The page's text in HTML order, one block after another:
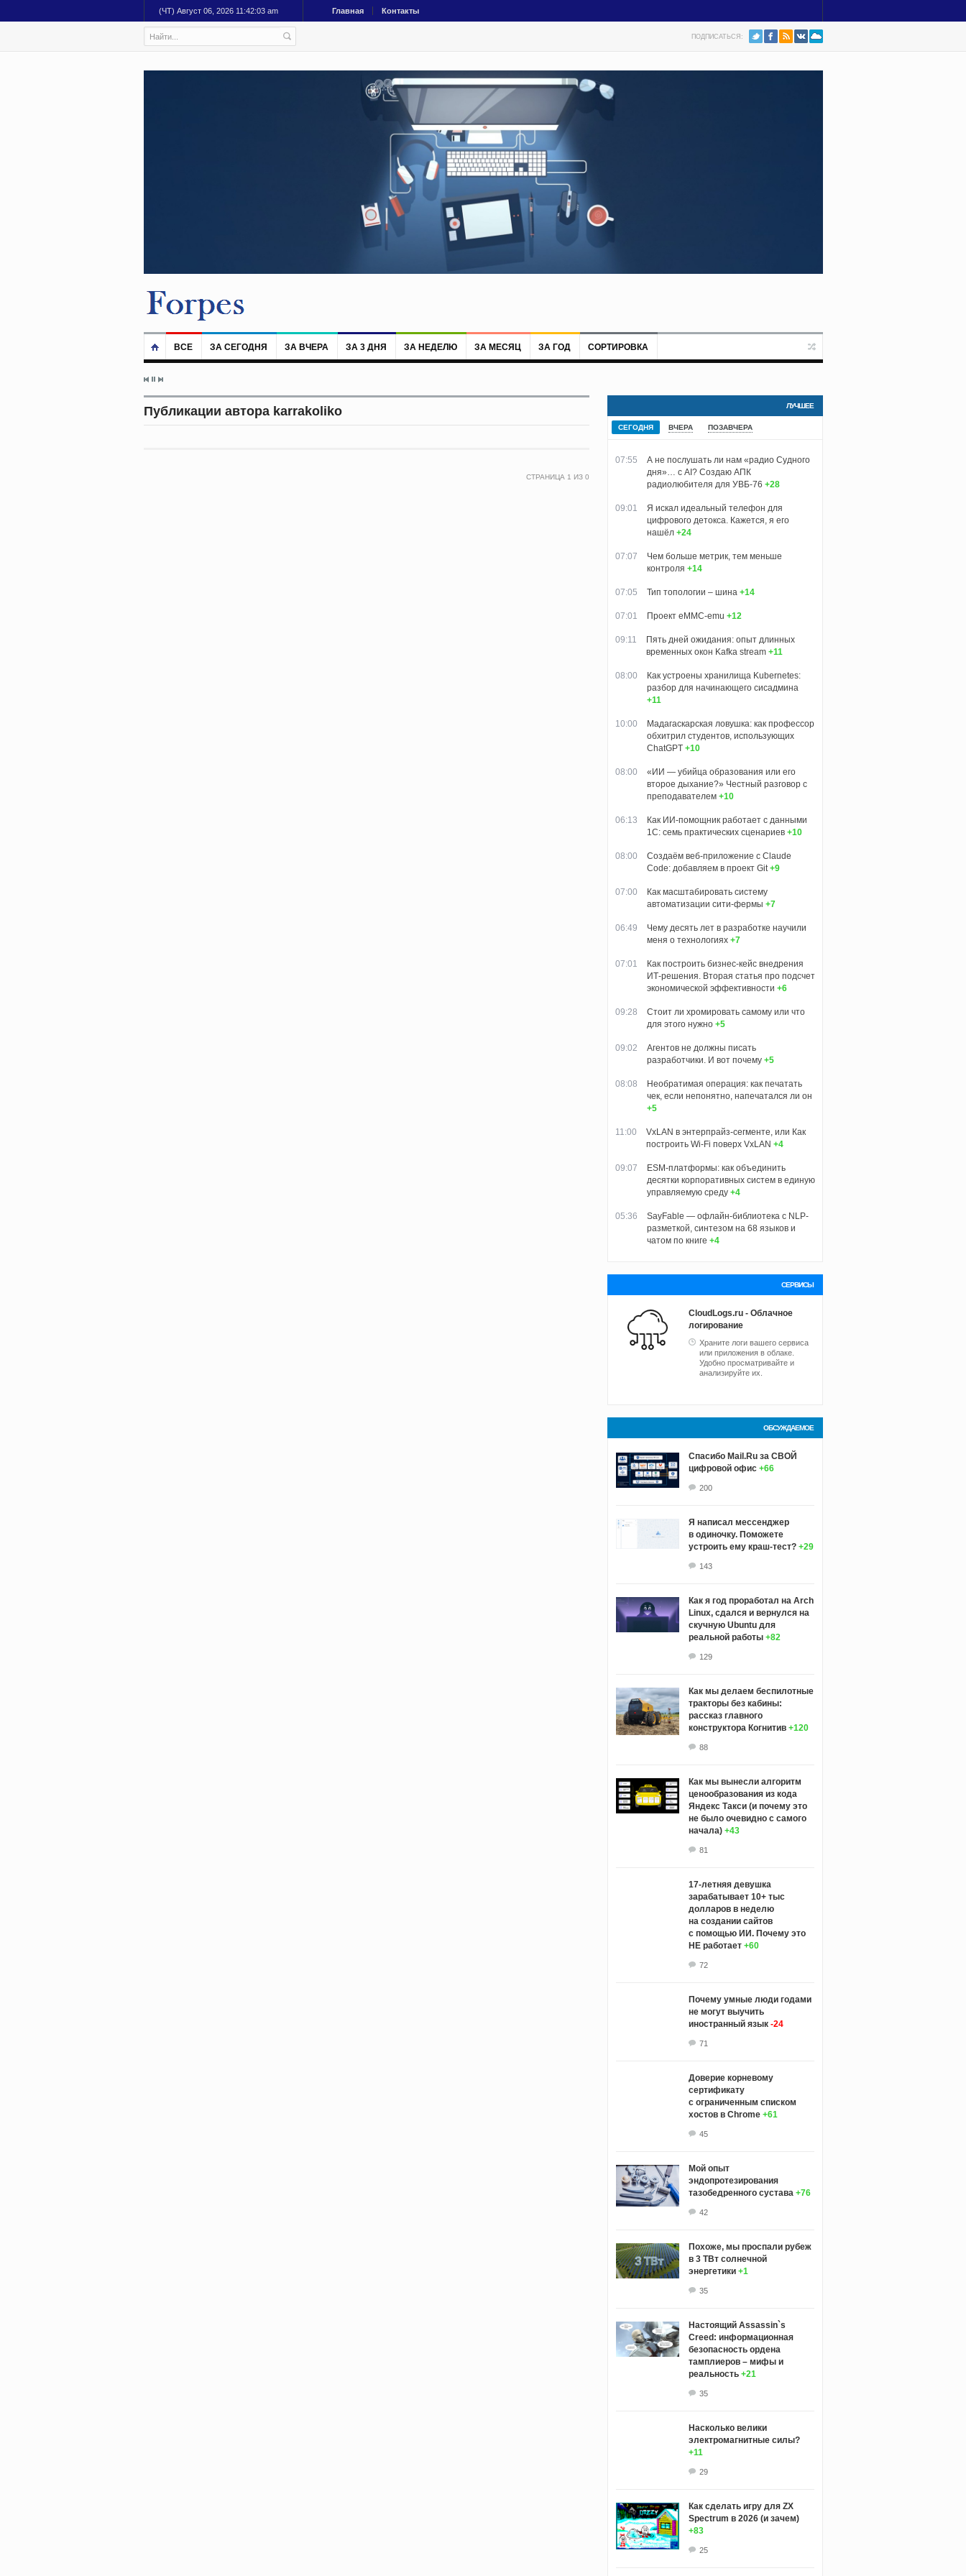
(ЧТ) Август 06, 2026 11:42:04 am Главная Контакты
ПОДПИСАТЬСЯ:
ВСЕ ЗА СЕГОДНЯ ЗА ВЧЕРА ЗА 3 ДНЯ ЗА НЕДЕЛЮ ЗА МЕСЯЦ ЗА ГОД СОРТИРОВКА
Публикации автора karrakoliko
СТРАНИЦА 1 ИЗ 0
ЛУЧШЕЕ
СЕГОДНЯ ВЧЕРА ПОЗАВЧЕРА
07:55
А не послушать ли нам «радио Судного
дня»… с AI? Создаю АПК
радиолюбителя для УВБ-76 +28
09:01
Я искал идеальный телефон для
цифрового детокса. Кажется, я его
нашёл +24
07:07
Чем больше метрик, тем меньше
контроля +14
07:05 Тип топологии – шина +14
07:01 Проект eMMC-emu +12
09:11
Пять дней ожидания: опыт длинных
временных окон Kafka stream +11
08:00
Как устроены хранилища Kubernetes:
разбор для начинающего сисадмина
+11
10:00
Мадагаскарская ловушка: как профессор
обхитрил студентов, использующих
ChatGPT +10
08:00
«ИИ — убийца образования или его
второе дыхание?» Честный разговор с
преподавателем +10
06:13
Как ИИ-помощник работает с данными
1С: семь практических сценариев +10
08:00
Создаём веб-приложение с Claude
Code: добавляем в проект Git +9
07:00
Как масштабировать систему
автоматизации сити-фермы +7
06:49
Чему десять лет в разработке научили
меня о технологиях +7
07:01
Как построить бизнес-кейс внедрения
ИТ-решения. Вторая статья про подсчет
экономической эффективности +6
09:28
Стоит ли хромировать самому или что
для этого нужно +5
09:02
Агентов не должны писать
разработчики. И вот почему +5
08:08
Необратимая операция: как печатать
чек, если непонятно, напечатался ли он
+5
11:00
VxLAN в энтерпрайз-сегменте, или Как
построить Wi-Fi поверх VxLAN +4
09:07
ESM-платформы: как объединить
десятки корпоративных систем в единую
управляемую среду +4
05:36
SayFable — офлайн-библиотека с NLP-
разметкой, синтезом на 68 языков и
чатом по книге +4
СЕРВИСЫ
CloudLogs.ru - Облачное
логирование
Храните логи вашего сервиса
или приложения в облаке.
Удобно просматривайте и
анализируйте их.
ОБСУЖДАЕМОЕ
Спасибо Mail.Ru за СВОЙ
цифровой офис +66
200
Я написал мессенджер
в одиночку. Поможете
устроить ему краш‑тест? +29
143
Как я год проработал на Arch
Linux, сдался и вернулся на
скучную Ubuntu для
реальной работы +82
129
Как мы делаем беспилотные
тракторы без кабины:
рассказ главного
конструктора Когнитив +120
88
Как мы вынесли алгоритм
ценообразования из кода
Яндекс Такси (и почему это
не было очевидно с самого
начала) +43
81
17-летняя девушка
зарабатывает 10+ тыс
долларов в неделю
на создании сайтов
с помощью ИИ. Почему это
НЕ работает +60
72
Почему умные люди годами
не могут выучить
иностранный язык -24
71
Доверие корневому
сертификату
с ограниченным списком
хостов в Chrome +61
45
Мой опыт
эндопротезирования
тазобедренного сустава +76
42
Похоже, мы проспали рубеж
в 3 ТВт солнечной
энергетики +1
35
Настоящий Assassin`s
Creed: информационная
безопасность ордена
тамплиеров – мифы и
реальность +21
35
Насколько велики
электромагнитные силы?
+11
29
Как сделать игру для ZX
Spectrum в 2026 (и зачем)
+83
25